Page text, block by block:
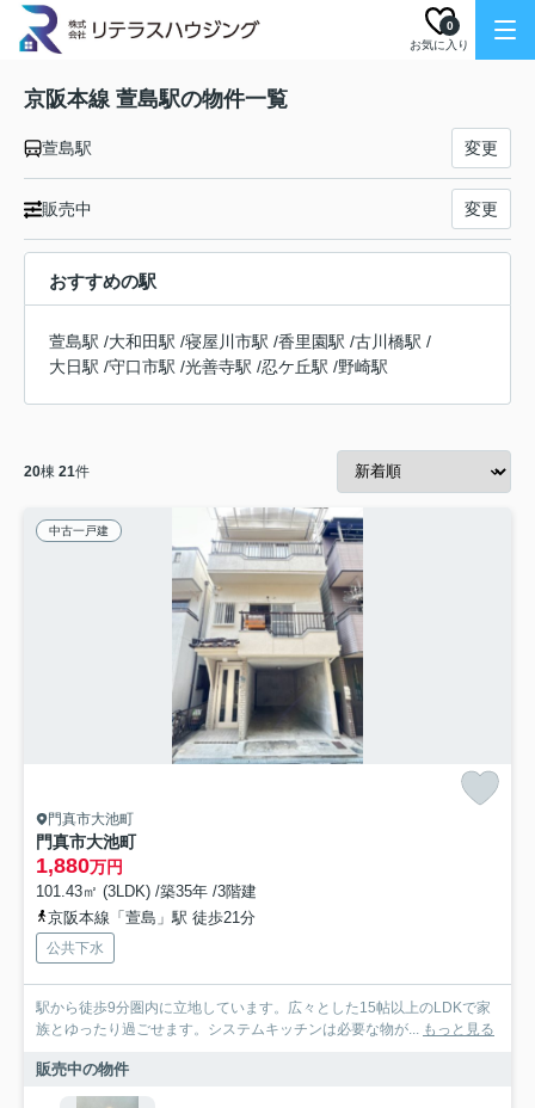
お気に入り
0
京阪本線 萱島駅の物件一覧
萱島駅 変更
販売中 変更
おすすめの駅
萱島駅 /大和田駅 /寝屋川市駅 /香里園駅 /古川橋駅 /
大日駅 /守口市駅 /光善寺駅 /忍ケ丘駅 /野崎駅
20棟 21件
中古一戸建
門真市大池町
門真市大池町
1,880万円
101.43㎡ (3LDK) /築35年 /3階建
京阪本線「萱島」駅 徒歩21分
公共下水
駅から徒歩9分圏内に立地しています。広々とした15帖以上のLDKで家
族とゆったり過ごせます。システムキッチンは必要な物が... もっと見る
販売中の物件